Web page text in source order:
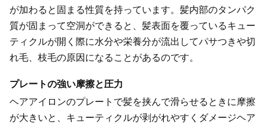
が加わると固まる性質を持っています。髪内部のタンパク
質が固まって空洞ができると、髪表面を覆っているキュー
ティクルが開く際に水分や栄養分が流出してパサつきや切
れ毛、枝毛の原因になることがあるのです。
プレートの強い摩擦と圧力
ヘアアイロンのプレートで髪を挟んで滑らせるときに摩擦
が大きいと、キューティクルが剥がれやすくダメージヘア